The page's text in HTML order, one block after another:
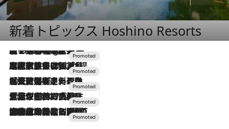
新着トピックス Hoshino Resorts
1 Hour Ago
【トンボの足水浴】ヒノキの香りに包まれて涼感マックス！約13℃の湧水かけ流しを避暑地「星野温泉 トンボの湯」で体験
2026.7.31
【ホテル帰省】という選択肢をOMOが提案。家族とほどよい距離を保つには「昼は実家、夜は気兼ねなくホテルで！」
2026.7.24
【夏限定ディナーコース】旬を迎える稚鮎や花ズッキーニなどをイタリア・トスカーナの郷土料理の手法で満喫！
2026.7.17
「土佐和ハーブかき氷」がOMO7高知に登場！生姜、山椒、大葉など目にも舌にも涼を呼ぶ郷土の味
2026.7.10
NEW OPEN！【界 草津】名湯の地に誕生。趣の異なる2種の温泉と上州ならではの会席・蕎麦割烹など美食を味わう究極の癒やし旅